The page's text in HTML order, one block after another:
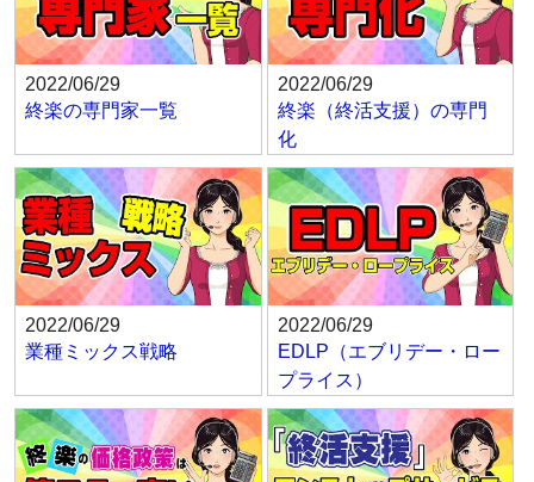
2022/06/29
終楽の専門家一覧
2022/06/29
終楽（終活支援）の専門
化
2022/06/29
業種ミックス戦略
2022/06/29
EDLP（エブリデー・ロー
プライス）